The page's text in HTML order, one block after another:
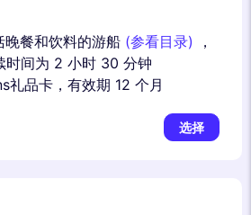
餐和饮料的游船 (参看目录) ，
时间为 2 小时 30 分钟
礼品卡，有效期 12 个月
选择